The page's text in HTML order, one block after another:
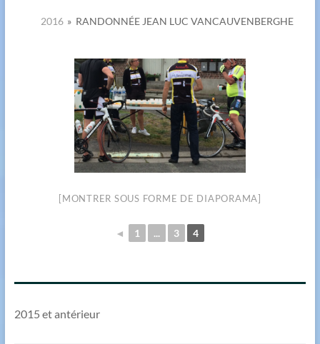
2016 » RANDONNÉE JEAN LUC VANCAUVENBERGHE
[MONTRER SOUS FORME DE DIAPORAMA]
◄ 1 ... 3 4
2015 et antérieur